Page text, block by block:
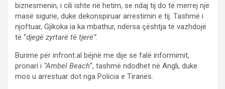
biznesmenin, i cili ishte në hetim, se ndaj tij do të merrej një
masë sigurie, duke dekonspiruar arrestimin e tij. Tashmë i
njoftuar, Gjikoka ia ka mbathur, ndërsa çështja të vazhdojë
të “djegë zyrtarë të tjerë”.
Burime për infront.al bëjnë me dije se falë informimit,
pronari i “Ambel Beach“, tashmë ndodhet në Angli, duke
mos u arrestuar dot nga Policia e Tiranës.